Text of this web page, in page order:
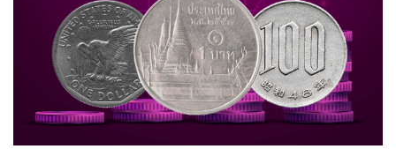
สงครามการค้ารอบใหม่ที่มีแนวโน้มทวีความรุนแรง
ขึ้นตลอดทั้งปี ปัจจุบันสหรัฐฯ ได้ปรับขึ้นภาษีนำเข้าจาก
จีนแล้วทั้งหมด 20% นอกจากนี้ประเทศอื่นๆ เช่น
เม็กซิโก ยังมีท่าทีจะขึ้นภาษีนำเข้าจากจีนด้วยเช่นกัน
โดยล่าสุดเริ่มเห็นสัญญาณการชะลอของการเร่งส่ง
ออก